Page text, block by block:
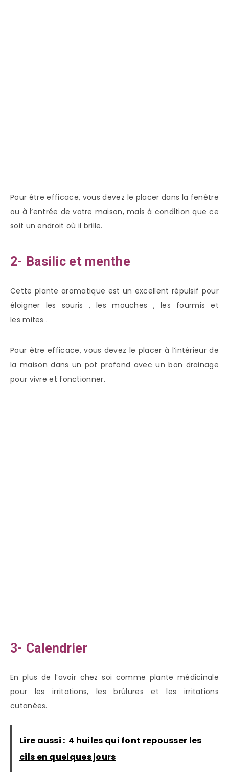
Pour être efficace, vous devez le placer dans la fenêtre
ou à l’entrée de votre maison, mais à condition que ce
soit un endroit où il brille.
2- Basilic et menthe
Cette plante aromatique est un excellent répulsif pour
éloigner les souris , les mouches , les fourmis et
les mites .
Pour être efficace, vous devez le placer à l’intérieur de
la maison dans un pot profond avec un bon drainage
pour vivre et fonctionner.
3- Calendrier
En plus de l’avoir chez soi comme plante médicinale
pour les irritations, les brûlures et les irritations
cutanées.
Lire aussi : 4 huiles qui font repousser les
cils en quelques jours